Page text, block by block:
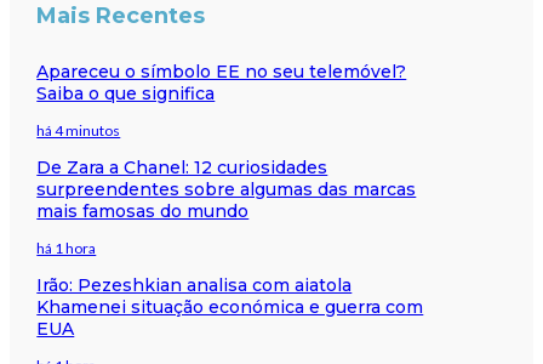
Mais Recentes
Apareceu o símbolo EE no seu telemóvel?
Saiba o que significa
há 4 minutos
De Zara a Chanel: 12 curiosidades
surpreendentes sobre algumas das marcas
mais famosas do mundo
há 1 hora
Irão: Pezeshkian analisa com aiatola
Khamenei situação económica e guerra com
EUA